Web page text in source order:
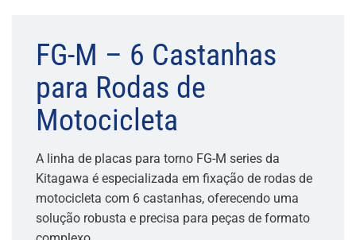
FG-M – 6 Castanhas
para Rodas de
Motocicleta
A linha de placas para torno FG-M series da
Kitagawa é especializada em fixação de rodas de
motocicleta com 6 castanhas, oferecendo uma
solução robusta e precisa para peças de formato